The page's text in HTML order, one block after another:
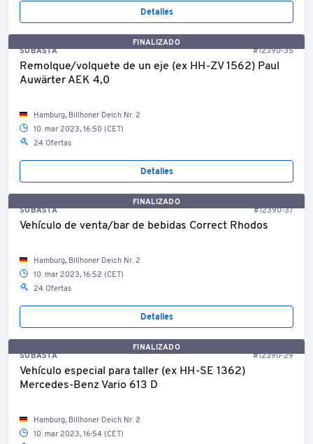
Detalles
FINALIZADO
SUBASTA
#12390-35
Remolque/volquete de un eje (ex HH-ZV 1562) Paul
Auwärter AEK 4,0
Hamburg, Billhoner Deich Nr. 2
10. mar 2023, 16:50 (CET)
24 Ofertas
Detalles
FINALIZADO
SUBASTA
#12390-37
Vehículo de venta/bar de bebidas Correct Rhodos
Hamburg, Billhoner Deich Nr. 2
10. mar 2023, 16:52 (CET)
24 Ofertas
Detalles
FINALIZADO
SUBASTA
#12390-29
Vehículo especial para taller (ex HH-SE 1362)
Mercedes-Benz Vario 613 D
Hamburg, Billhoner Deich Nr. 2
10. mar 2023, 16:54 (CET)